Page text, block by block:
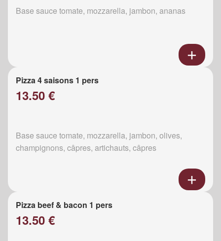
Base sauce tomate, mozzarella, jambon, ananas
Pizza 4 saisons 1 pers
13.50 €
Base sauce tomate, mozzarella, jambon, olives,
champignons, câpres, artichauts, câpres
Pizza beef & bacon 1 pers
13.50 €